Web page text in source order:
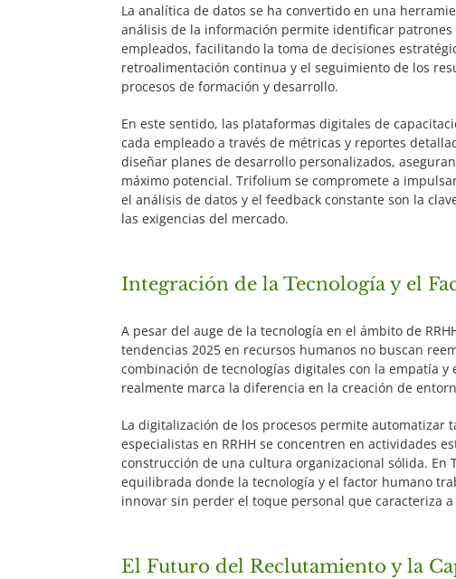
La analítica de datos se ha convertido en una
análisis de la información permite identificar
empleados, facilitando la toma de decisiones
retroalimentación continua y el seguimiento de los
procesos de formación y desarrollo.
En este sentido, las plataformas digitales de
cada empleado a través de métricas y reportes
diseñar planes de desarrollo personalizados,
máximo potencial. Trifolium se compromete a
el análisis de datos y el feedback constante son la
las exigencias del mercado.
Integración de la Tecnología y el
A pesar del auge de la tecnología en el ámbito de
tendencias 2025 en recursos humanos no buscan
combinación de tecnologías digitales con la empatía
realmente marca la diferencia en la creación de
La digitalización de los procesos permite
especialistas en RRHH se concentren en actividades
construcción de una cultura organizacional sólida.
equilibrada donde la tecnología y el factor humano
innovar sin perder el toque personal que caracteriza
El Futuro del Reclutamiento y la